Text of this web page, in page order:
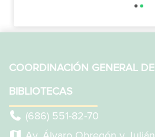
COORDINACIÓN GENERAL
BIBLIOTECAS
(686) 551-82-70